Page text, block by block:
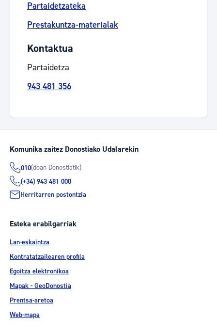
Partaidetzateka
Prestakuntza-materialak
Kontaktua
Partaidetza
943 481 356
Komunika zaitez Donostiako Udalarekin
010(doan Donostiatik)
(+34) 943 481 000
Herritarren postontzia
Esteka erabilgarriak
Lan-eskaintza
Kontratatzailearen profila
Egoitza elektronikoa
Mapak - GeoDonostia
Prentsa-aretoa
Web-mapa